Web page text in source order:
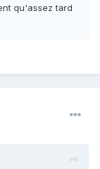
qu'assez tard